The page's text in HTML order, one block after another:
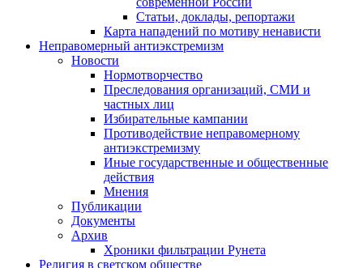
Статьи, доклады, репортажи
Карта нападений по мотиву ненависти
Неправомерный антиэкстремизм
Новости
Нормотворчество
Преследования организаций, СМИ и
частных лиц
Избирательные кампании
Противодействие неправомерному
антиэкстремизму
Иные государственные и общественные
действия
Мнения
Публикации
Документы
Архив
Хроники фильтрации Рунета
Религия в светском обществе